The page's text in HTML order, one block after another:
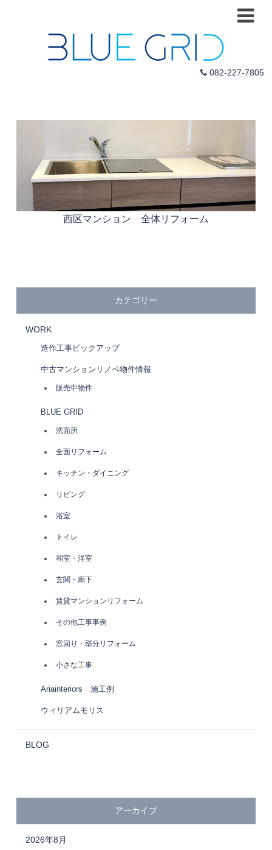
082-227-7805
西区マンション 全体リフォーム
カテゴリー
WORK
造作工事ピックアップ
中古マンションリノベ物件情報
販売中物件
BLUE GRID
洗面所
全面リフォーム
キッチン・ダイニング
リビング
浴室
トイレ
和室・洋室
玄関・廊下
賃貸マンションリフォーム
その他工事事例
窓回り・部分リフォーム
小さな工事
Ariainteriors 施工例
ウィリアムモリス
BLOG
アーカイブ
2026年8月